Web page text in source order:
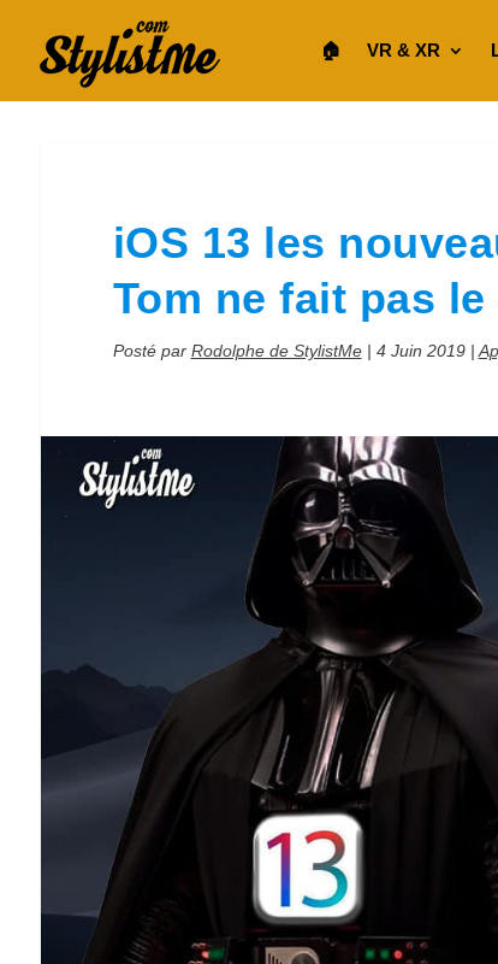
🏠︎ VR & XR
iOS 13 les
Tom ne fait pas
Posté par Rodolphe de StylistMe| 4 Juin 2019|